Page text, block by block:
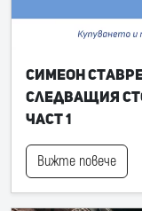
Симеон
следващия
част 1
Вижте повече